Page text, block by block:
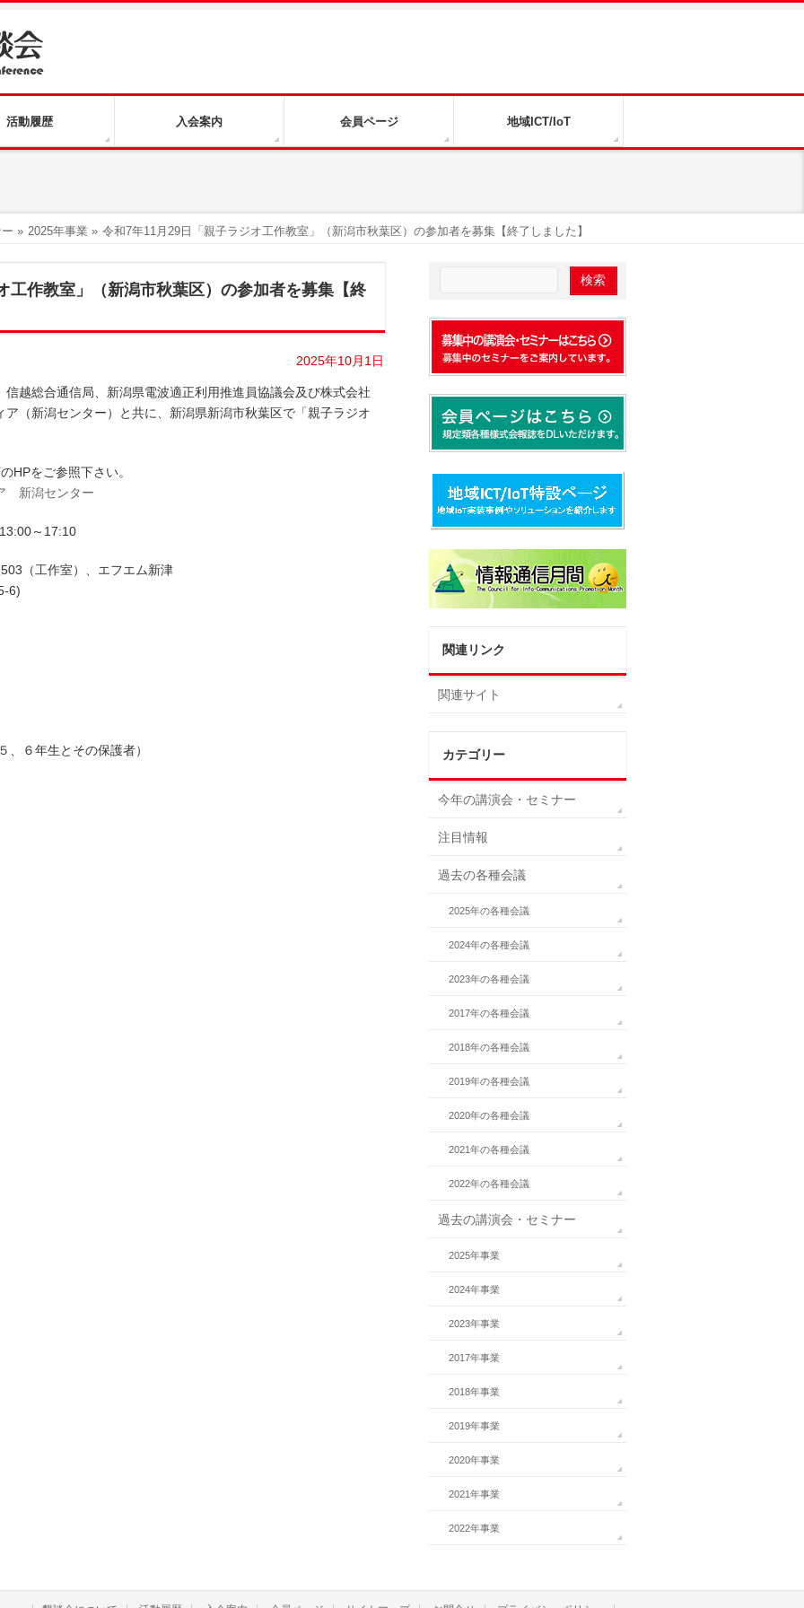
活動履歴 入会案内 会員ページ 地域ICT/IoT
» 2025年事業 » 令和7年11月29日「親子ラジオ工作教室」（新潟市秋葉区）の参加者を募集【終了しました】
工作教室」（新潟市秋葉区）の参加者を募集【終
2025年10月1日
越総合通信局、新潟県電波適正利用推進員協議会及び株式会社
（新潟センター）と共に、新潟県新潟市秋葉区で「親子ラジオ
HPをご参照下さい。
新潟センター
～17:10
（工作室）、エフエム新津
6)
、６年生とその保護者）
関連リンク
関連サイト
カテゴリー
今年の講演会・セミナー
注目情報
過去の各種会議
2025年の各種会議
2024年の各種会議
2023年の各種会議
2017年の各種会議
2018年の各種会議
2019年の各種会議
2020年の各種会議
2021年の各種会議
2022年の各種会議
過去の講演会・セミナー
2025年事業
2024年事業
2023年事業
2017年事業
2018年事業
2019年事業
2020年事業
2021年事業
2022年事業